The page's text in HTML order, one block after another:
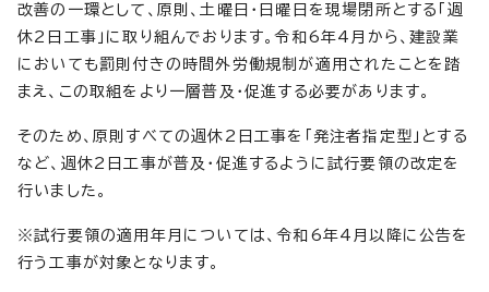
改善の一環として、原則、土曜日・日曜日を現場閉所とする「週
休2日工事」に取り組んでおります。令和6年4月から、建設業
においても罰則付きの時間外労働規制が適用されたことを踏
まえ、この取組をより一層普及・促進する必要があります。
そのため、原則すべての週休2日工事を「発注者指定型」とする
など、週休2日工事が普及・促進するように試行要領の改定を
行いました。
※試行要領の適用年月については、令和6年4月以降に公告を
行う工事が対象となります。